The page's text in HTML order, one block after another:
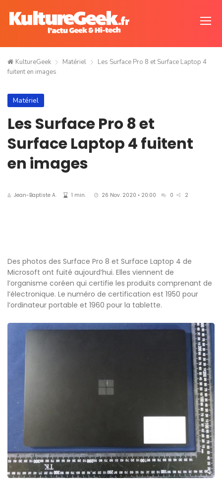
KultureGeek Matériel
Les Surface Pro 8 et Surface Laptop 4
fuitent en images
Matériel
Les Surface Pro 8 et
Surface Laptop 4 fuitent
en images
Jean-Baptiste A. 1 min. 26 Nov. 2020 • 20:00 0 2
Des photos des Surface Pro 8 et Surface Laptop 4 de
Microsoft ont fuité aujourd’hui. Elles viennent de
l’organisme coréen qui certifie les produits comprenant de
l’électronique. Le numéro de certification est 1950 pour
l’ordinateur portable et 1960 pour la tablette.